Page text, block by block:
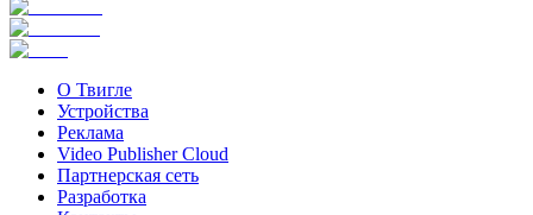
О Твигле
Устройства
Реклама
Video Publisher Cloud
Партнерская сеть
Разработка